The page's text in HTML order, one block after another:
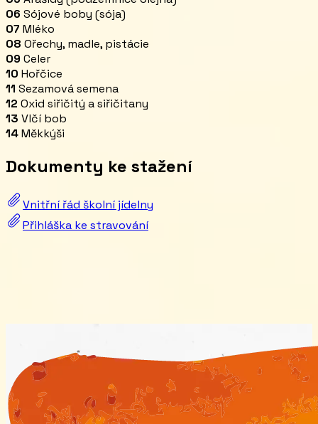
06 Sójové boby (sója)
07 Mléko
08 Ořechy, madle, pistácie
09 Celer
10 Hořčice
11 Sezamová semena
12 Oxid siřičitý a siřičitany
13 Vlčí bob
14Měkkýši
Dokumenty ke stažení
Vnitřní řád školní jídelny
Přihláška ke stravování